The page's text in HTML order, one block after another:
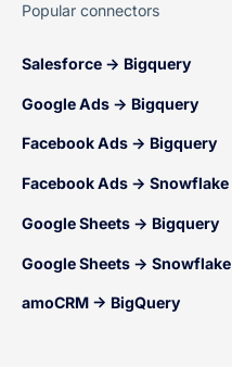
Popular connectors
Salesforce → Bigquery
Google Ads → Bigquery
Facebook Ads → Bigquery
Facebook Ads → Snowflake
Google Sheets → Bigquery
Google Sheets → Snowflake
amoCRM → BigQuery